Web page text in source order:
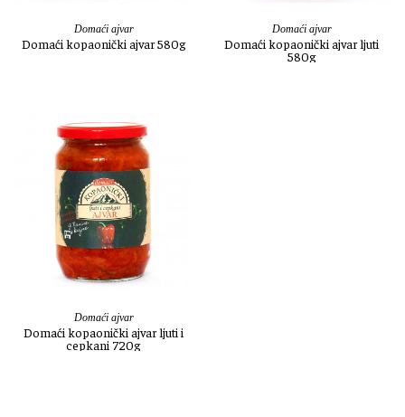
Domaći ajvar
Domaći kopaonički ajvar 580g
Domaći ajvar
Domaći kopaonički ajvar ljuti
580g
Domaći ajvar
Domaći kopaonički ajvar ljuti i
cepkani 720g